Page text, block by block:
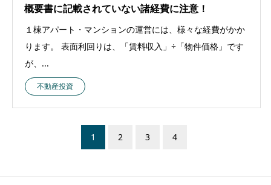
概要書に記載されていない諸経費に注意！
１棟アパート・マンションの運営には、様々な経費がかか
ります。 表面利回りは、「賃料収入」÷「物件価格」です
が、...
不動産投資
1 2 3 4